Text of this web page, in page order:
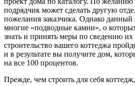
подрядчик может сделать другую
пожелания заказчика. Однако данный
многие «подводные камни», о
знать и принять меры по сведению
строительство вашего коттеджа
и в результате вы получите дом,
на все 100 процентов.
Прежде, чем строить для себя